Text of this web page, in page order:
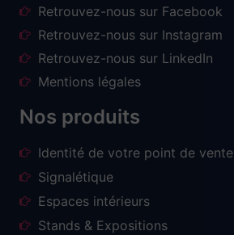
Retrouvez-nous sur Facebook
Retrouvez-nous sur Instagram
Retrouvez-nous sur LinkedIn
Mentions légales
Nos produits
Identité de votre point de vente
Signalétique
Espaces intérieurs
Stands & Expositions